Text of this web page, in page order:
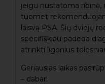
jeigu nustatoma ribinė,
tuomet
laisvą PSA. Šių dviejų
specifiškiau padeda
atrinkti ligonius
Geriausias laikas
– dabar!